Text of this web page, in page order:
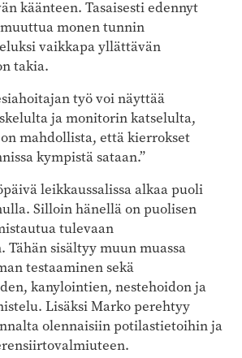
käänteen. Tasaisesti edennyt
monen tunnin
vaikkapa yllättävän
takia.
työ voi näyttää
ja monitorin katselulta,
mahdollista, että kierrokset
kympistä sataan.”
leikkaussalissa alkaa puoli
Silloin hänellä on puolisen
tulevaan
Tähän sisältyy muun muassa
testaaminen sekä
kanylointien, nestehoidon ja
Lisäksi Marko perehtyy
olennaisiin potilastietoihin ja